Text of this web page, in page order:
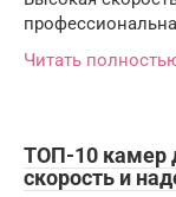
Читать
ТОП-10 камер
скорость и